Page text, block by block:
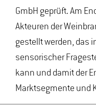
GmbH geprüft. Am
Akteuren der
gestellt werden, das
sensorischer
kann und damit der
Marktsegmente und